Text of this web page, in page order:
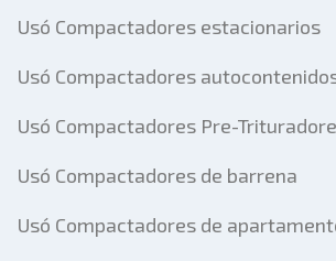
Usó Compactadores estacionarios
Usó Compactadores
Usó Compactadores Pre-
Usó Compactadores de barrena
Usó Compactadores de